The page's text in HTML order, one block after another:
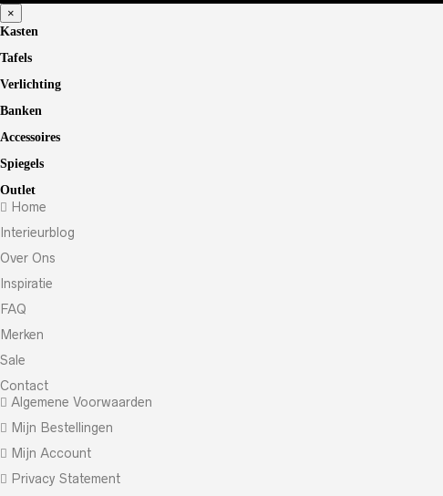
×
Kasten
Tafels
Verlichting
Banken
Accessoires
Spiegels
Outlet
Home
Interieurblog
Over Ons
Inspiratie
FAQ
Merken
Sale
Contact
Algemene Voorwaarden
Mijn Bestellingen
Mijn Account
Privacy Statement